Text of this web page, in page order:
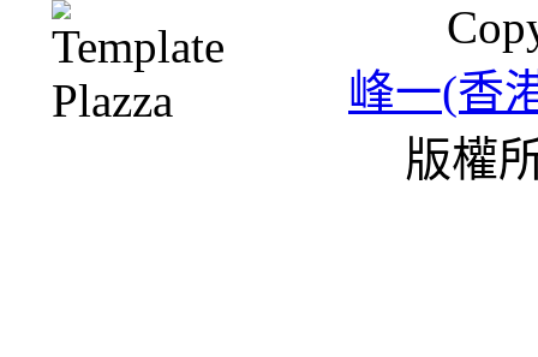
峰一(香
版權